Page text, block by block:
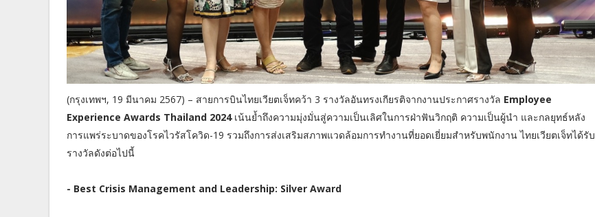
(กรุงเทพฯ, 19 มีนาคม 2567) – สายการบินไทยเวียตเจ็ทคว้า 3 รางวัลอันทรงเกียรติจากงานประกาศรางวัล Employee
Experience Awards Thailand 2024 เน้นย้ำถึงความมุ่งมั่นสู่ความเป็นเลิศในการฝ่าฟันวิกฤติ ความเป็นผู้นำ และกลยุทธ์หลัง
การแพร่ระบาดของโรคไวรัสโควิด-19 รวมถึงการส่งเสริมสภาพแวดล้อมการทำงานที่ยอดเยี่ยมสำหรับพนักงาน ไทยเวียตเจ็ทได้รับ
รางวัลดังต่อไปนี้
- Best Crisis Management and Leadership: Silver Award